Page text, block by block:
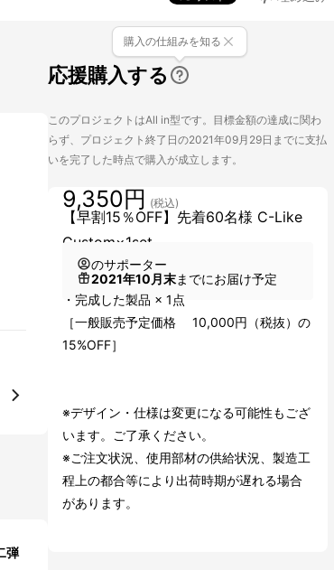
弾
応援購入する
購入の仕組みを知る
このプロジェクトはAll in型です。目標金額の達成に関わ
らず、プロジェクト終了日の2021年09月29日までに支払
いを完了した時点で購入が成立します。
【早割15％OFF】先着60名様 C-Like
Custom×1set
9,350円 (税込)
のサポーター
2021年10月末までにお届け予定
・完成した製品 × 1点
［一般販売予定価格 10,000円（税抜）の
15%OFF］
※デザイン・仕様は変更になる可能性もござ
います。ご了承ください。
※ご注文状況、使用部材の供給状況、製造工
程上の都合等により出荷時期が遅れる場合
があります。